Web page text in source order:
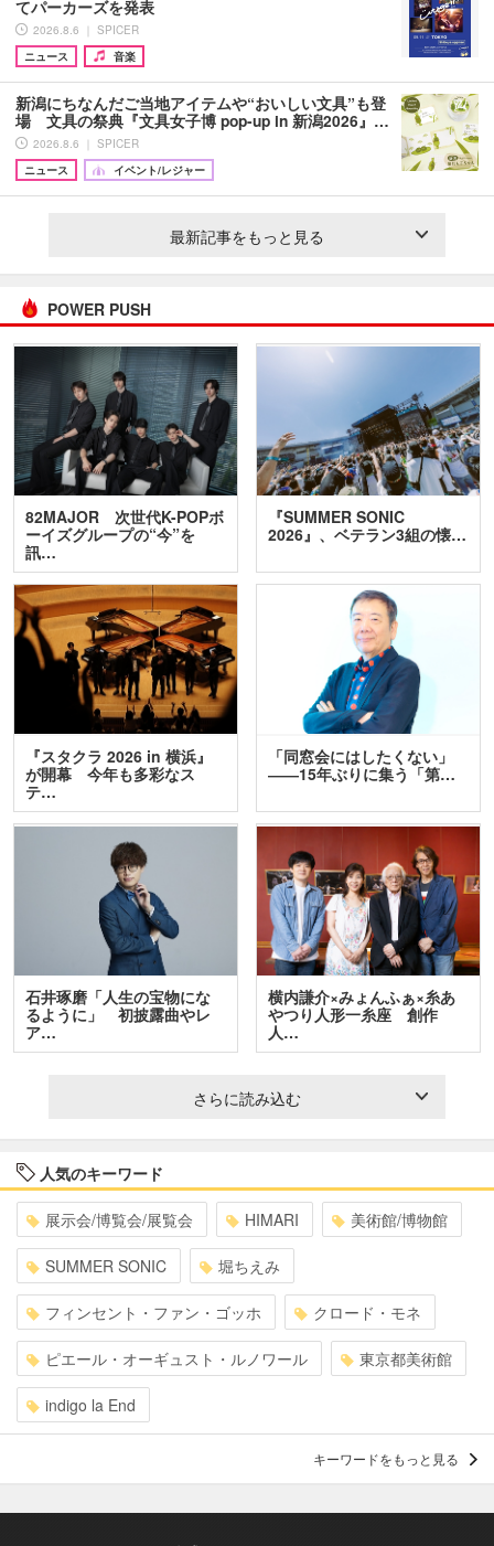
てパーカーズを発表
2026.8.6 ｜ SPICER
ニュース
音楽
新潟にちなんだご当地アイテムや“おいしい文具”も登
場 文具の祭典『文具女子博 pop-up in 新潟2026』…
2026.8.6 ｜ SPICER
ニュース
イベント/レジャー
最新記事をもっと見る
POWER PUSH
82MAJOR 次世代K-POPボ
ーイズグループの“今”を
訊…
『SUMMER SONIC
2026』、ベテラン3組の懐…
『スタクラ 2026 in 横浜』
が開幕 今年も多彩なス
テ…
「同窓会にはしたくない」
――15年ぶりに集う「第…
石井琢磨「人生の宝物にな
るように」 初披露曲やレ
ア…
横内謙介×みょんふぁ×糸あ
やつり人形一糸座 創作
人…
さらに読み込む
人気のキーワード
展示会/博覧会/展覧会 HIMARI 美術館/博物館
SUMMER SONIC 堀ちえみ
フィンセント・ファン・ゴッホ クロード・モネ
ピエール・オーギュスト・ルノワール 東京都美術館
indigo la End
キーワードをもっと見る